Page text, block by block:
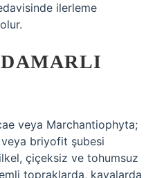
ilerleme
veya Marchantiophyta;
briyofit şubesi
çiçeksiz ve tohumsuz
topraklarda, kayalarda